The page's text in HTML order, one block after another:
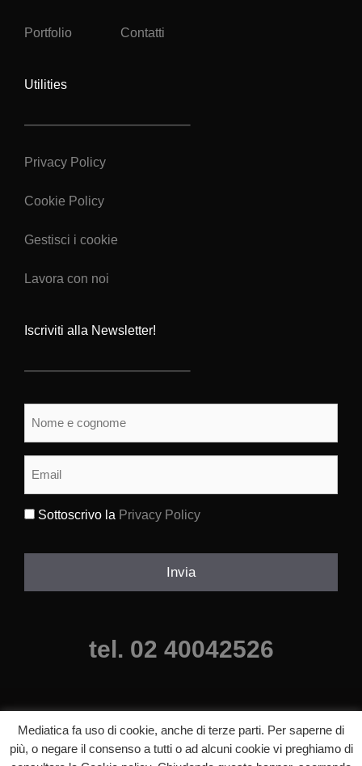
Portfolio Contatti
Utilities
Privacy Policy
Cookie Policy
Gestisci i cookie
Lavora con noi
Iscriviti alla Newsletter!
Sottoscrivo la Privacy Policy
Invia
tel. 02 40042526
Mediatica fa uso di cookie, anche di terze parti. Per saperne di
più, o negare il consenso a tutti o ad alcuni cookie vi preghiamo di